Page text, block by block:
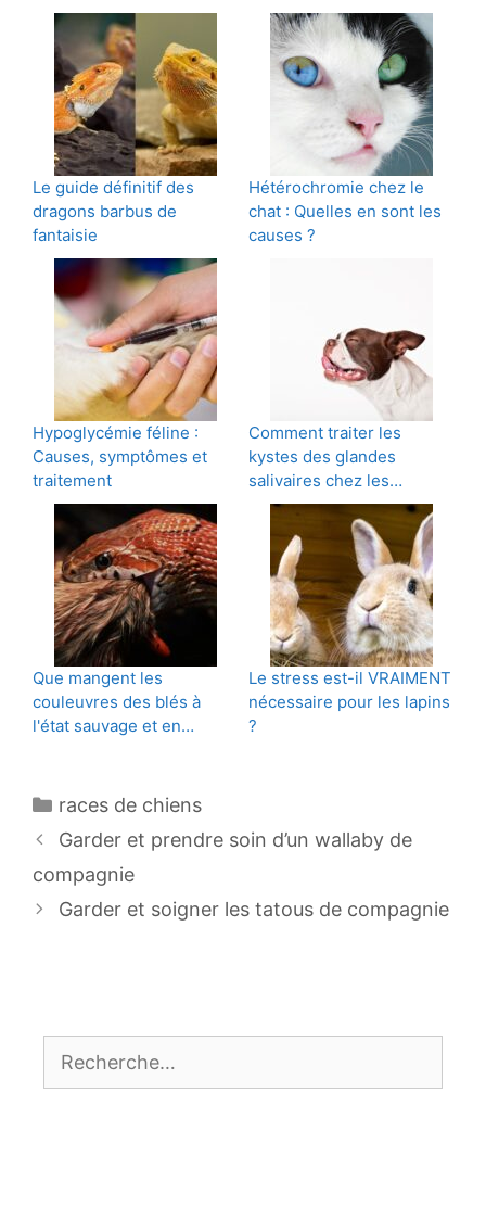
Le guide définitif des
dragons barbus de
fantaisie
Hétérochromie chez le
chat : Quelles en sont les
causes ?
Hypoglycémie féline :
Causes, symptômes et
traitement
Comment traiter les
kystes des glandes
salivaires chez les…
Que mangent les
couleuvres des blés à
l'état sauvage et en…
Le stress est-il VRAIMENT
nécessaire pour les lapins
?
Catégories
races de chiens
Navigation
des
articles
Garder et prendre soin d’un wallaby de
compagnie
Garder et soigner les tatous de compagnie